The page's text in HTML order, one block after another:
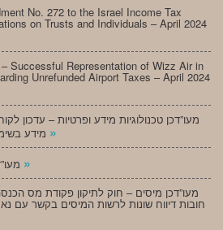
No. 272 to the Israel Income Tax
on Trusts and Individuals – April 2024
Successful Representation of Wizz Air in
Unrefunded Airport Taxes – April 2024
מעו”דכן טכנולוגיות מידע ופרטיות – עדכון
»
»
חובות דיווח שונות לרשות המיסים בקשר עם